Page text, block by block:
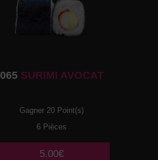
065SURIMI AVOCAT
Gagner 20 Point(s)
6 Pièces
5.00€